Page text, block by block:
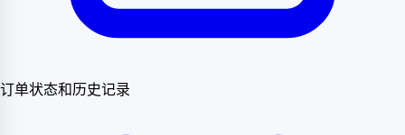
订单状态和历史记录